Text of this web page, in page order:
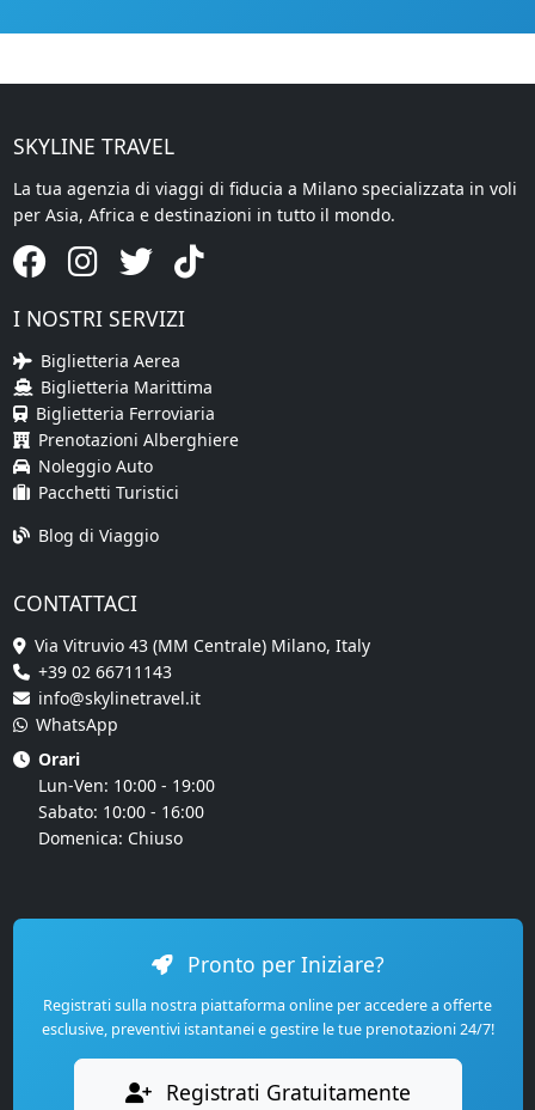
SKYLINE TRAVEL
La tua agenzia di viaggi di fiducia a Milano specializzata in voli
per Asia, Africa e destinazioni in tutto il mondo.
I NOSTRI SERVIZI
Biglietteria Aerea
Biglietteria Marittima
Biglietteria Ferroviaria
Prenotazioni Alberghiere
Noleggio Auto
Pacchetti Turistici
Blog di Viaggio
CONTATTACI
Via Vitruvio 43 (MM Centrale) Milano, Italy
+39 02 66711143
info@skylinetravel.it
WhatsApp
Orari
Lun-Ven: 10:00 - 19:00
Sabato: 10:00 - 16:00
Domenica: Chiuso
Pronto per Iniziare?
Registrati sulla nostra piattaforma online per accedere a offerte
esclusive, preventivi istantanei e gestire le tue prenotazioni 24/7!
Registrati Gratuitamente